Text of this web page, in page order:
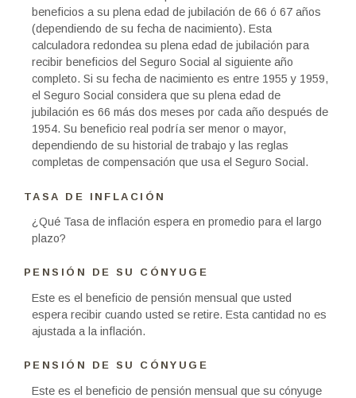
beneficios a su plena edad de jubilación de 66 ó 67 años
(dependiendo de su fecha de nacimiento). Esta
calculadora redondea su plena edad de jubilación para
recibir beneficios del Seguro Social al siguiente año
completo. Si su fecha de nacimiento es entre 1955 y 1959,
el Seguro Social considera que su plena edad de
jubilación es 66 más dos meses por cada año después de
1954. Su beneficio real podría ser menor o mayor,
dependiendo de su historial de trabajo y las reglas
completas de compensación que usa el Seguro Social.
TASA DE INFLACIÓN
¿Qué Tasa de inflación espera en promedio para el largo
plazo?
PENSIÓN DE SU CÓNYUGE
Este es el beneficio de pensión mensual que usted
espera recibir cuando usted se retire. Esta cantidad no es
ajustada a la inflación.
PENSIÓN DE SU CÓNYUGE
Este es el beneficio de pensión mensual que su cónyuge